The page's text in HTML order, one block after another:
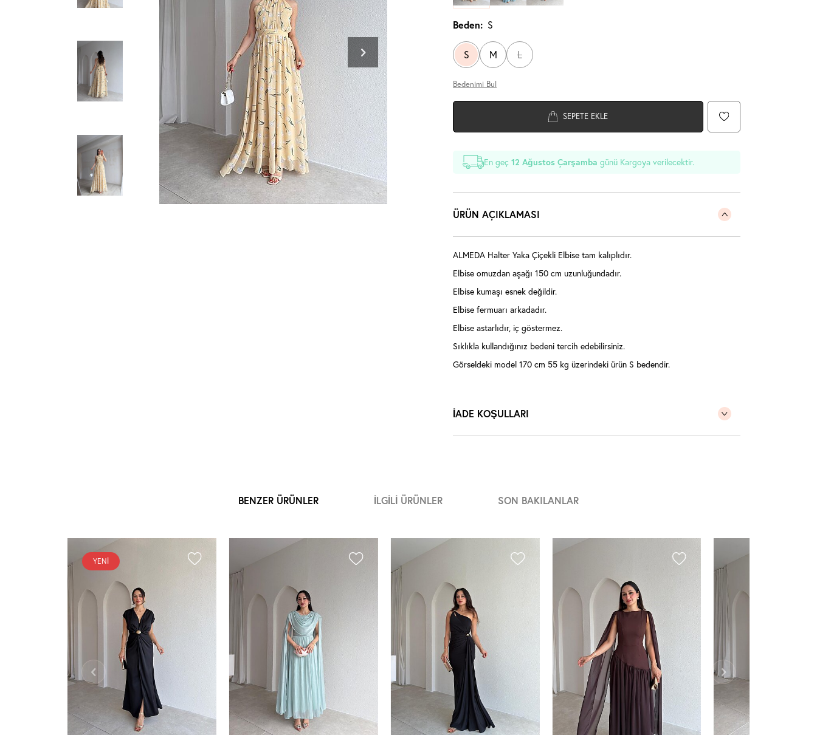
Beden: S
S M L
Bedenimi Bul
SEPETE EKLE
En geç12 Ağustos Çarşamba günü Kargoya verilecektir.
ÜRÜN AÇIKLAMASI
ALMEDA Halter Yaka Çiçekli Elbise tam kalıplıdır.
Elbise omuzdan aşağı 150 cm uzunluğundadır.
Elbise kumaşı esnek değildir.
Elbise fermuarı arkadadır.
Elbise astarlıdır, iç göstermez.
Sıklıkla kullandığınız bedeni tercih edebilirsiniz.
Görseldeki model 170 cm 55 kg üzerindeki ürün S bedendir.
İADE KOŞULLARI
BENZER ÜRÜNLER İLGILI ÜRÜNLER SON BAKILANLAR
YENI